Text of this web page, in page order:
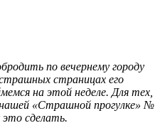
по вечернему городу
страницах его
на этой неделе. Для тех,
«Страшной прогулке» №
это сделать.